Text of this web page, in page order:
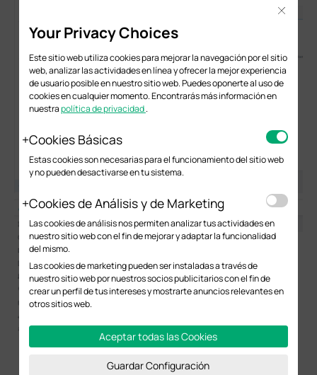
Your Privacy Choices
Este sitio web utiliza cookies para mejorar la navegación por el sitio
web, analizar las actividades en línea y ofrecer la mejor experiencia
de usuario posible en nuestro sitio web. Puedes oponerte al uso de
cookies en cualquier momento. Encontrarás más información en
nuestrapolítica de privacidad.
Cookies Básicas
Estas cookies son necesarias para el funcionamiento del sitio web
y no pueden desactivarse en tu sistema.
Cookies de Análisis y de Marketing
Las cookies de análisis nos permiten analizar tus actividades en
nuestro sitio web con el fin de mejorar y adaptar la funcionalidad
del mismo.
Las cookies de marketing pueden ser instaladas a través de
nuestro sitio web por nuestros socios publicitarios con el fin de
crear un perfil de tus intereses y mostrarte anuncios relevantes en
otros sitios web.
Aceptar todas las Cookies
Guardar Configuración
Close